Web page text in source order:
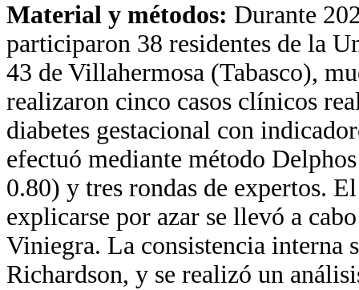
Material y métodos: Durante
participaron 38 residentes de la
43 de Villahermosa (Tabasco),
realizaron cinco casos clínicos
diabetes gestacional con
efectuó mediante método
0.80) y tres rondas de expertos.
explicarse por azar se llevó a
Viniegra. La consistencia interna
Richardson, y se realizó un